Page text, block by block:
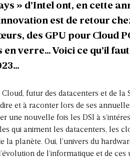
» d’Intel ont, en cette
est de retour
des GPU pour Cloud
en verre… Voici ce qu’il
Cloud, futur des datacenters et de
et à raconter lors de ses
une nouvelle fois les DSI à
qui animent les datacenters, les
la planète. Oui, l’univers du
de l’informatique et de